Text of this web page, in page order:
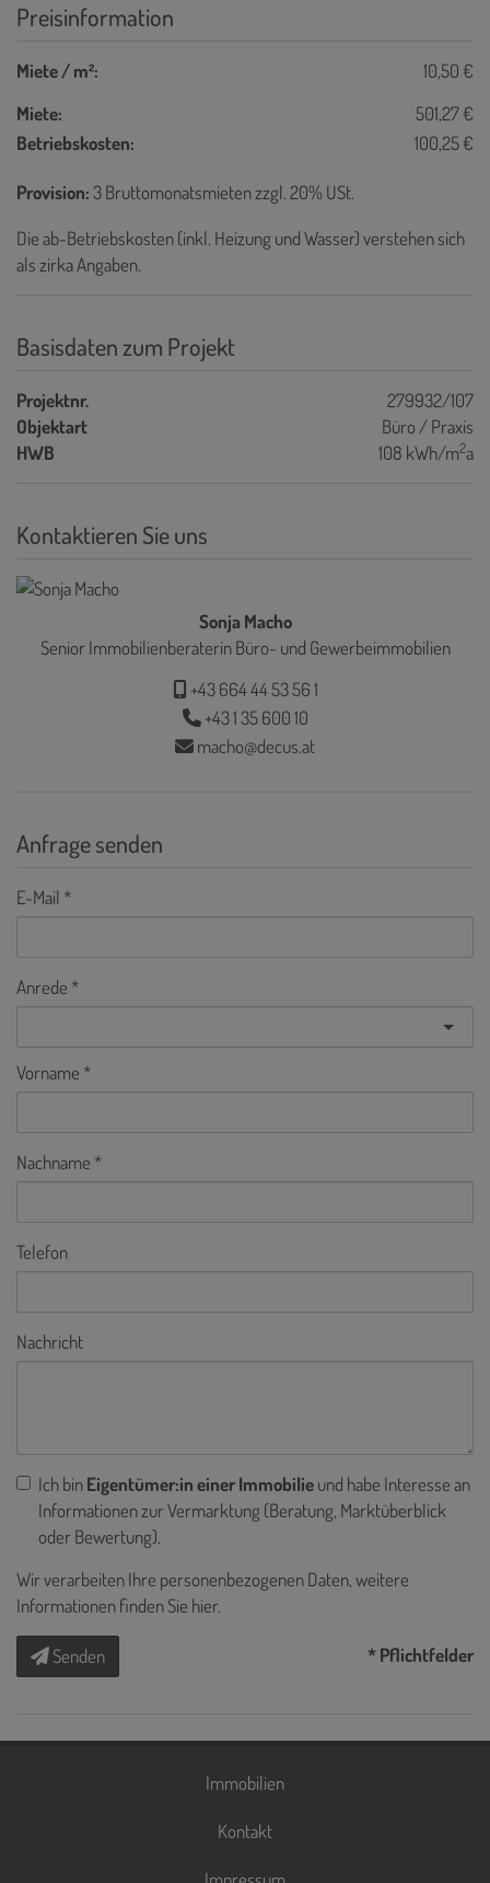
Preisinformation
Miete / m²:
10,50 €
Miete:
501,27 €
Betriebskosten:
100,25 €
Provision:3 Bruttomonatsmieten zzgl. 20% USt.
Die ab-Betriebskosten (inkl. Heizung und Wasser) verstehen sich
als zirka Angaben.
Basisdaten zum Projekt
Projektnr.
279932/107
Objektart
Büro / Praxis
HWB
108 kWh/m2a
Kontaktieren Sie uns
Sonja Macho
Senior Immobilienberaterin Büro- und Gewerbeimmobilien
+43 664 44 53 56 1
+43 1 35 600 10
macho@decus.at
Anfrage senden
E-Mail
Anrede
Vorname
Nachname
Telefon
Nachricht
Ich binEigentümer:in einer Immobilieund habe Interesse an
Informationen zur Vermarktung (Beratung, Marktüberblick
oder Bewertung).
Wir verarbeiten Ihre personenbezogenen Daten, weitere
Informationen finden Sie hier.
Senden * Pflichtfelder
Immobilien
Kontakt